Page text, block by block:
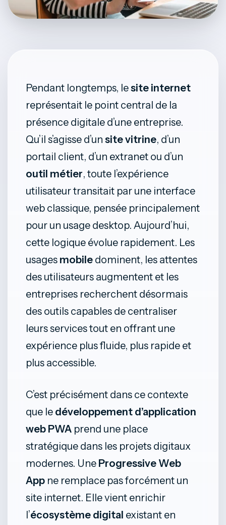
Pendant longtemps, lesite internet
représentait le point central de la
présence digitale d’une entreprise.
Qu’il s’agisse d’un site vitrine, d’un
portail client, d’un extranet ou d’un
outil métier, toute l’expérience
utilisateur transitait par une interface
web classique, pensée principalement
pour un usage desktop. Aujourd’hui,
cette logique évolue rapidement. Les
usages mobile dominent, les attentes
des utilisateurs augmentent et les
entreprises recherchent désormais
des outils capables de centraliser
leurs services tout en offrant une
expérience plus fluide, plus rapide et
plus accessible.
C’est précisément dans ce contexte
que le développement d’application
web PWA prend une place
stratégique dans les projets digitaux
modernes. Une Progressive Web
App ne remplace pas forcément un
site internet. Elle vient enrichir
l’écosystème digital existant en